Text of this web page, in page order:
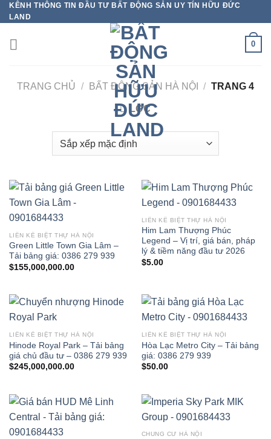
Bỏ
qua
nội
dung
KÊNH THÔNG TIN ĐẦU TƯ BẤT ĐỘNG SẢN UY TÍN HỮU ĐỨC
LAND
0
TRANG CHỦ / BẤT ĐỘNG SẢN HÀ NỘI / TRANG 4
LỌC
LIỀN KỀ BIỆT THỰ HÀ NỘI
Green Little Town Gia Lâm –
Tải bảng giá: 0386 279 939
$155,000,000.00
LIỀN KỀ BIỆT THỰ HÀ NỘI
Him Lam Thượng Phúc
Legend – Vị trí, giá bán, pháp
lý & tiềm năng đầu tư 2026
$5.00
LIỀN KỀ BIỆT THỰ HÀ NỘI
Hinode Royal Park – Tải bảng
giá chủ đầu tư – 0386 279 939
$245,000,000.00
LIỀN KỀ BIỆT THỰ HÀ NỘI
Hòa Lạc Metro City – Tải bảng
giá: 0386 279 939
$50.00
CHUNG CƯ HÀ NỘI